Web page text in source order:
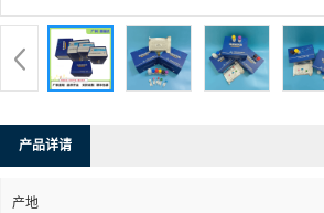
产品详请
产地